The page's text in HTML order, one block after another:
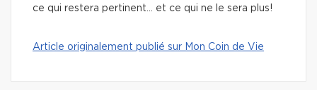
ce qui restera pertinent… et ce qui ne le sera plus!
Article originalement publié sur Mon Coin de Vie